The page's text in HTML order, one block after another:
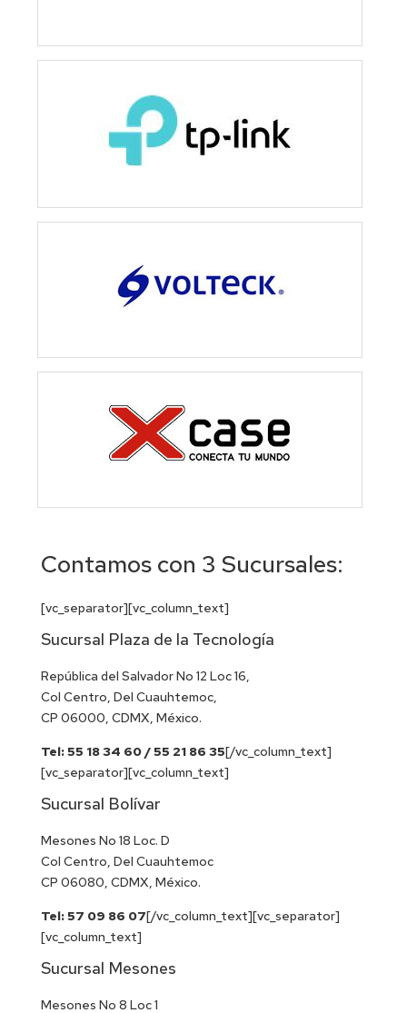
Contamos con 3 Sucursales:
[vc_separator][vc_column_text]
Sucursal Plaza de la Tecnología
República del Salvador No 12 Loc 16,
Col Centro, Del Cuauhtemoc,
CP 06000, CDMX, México.
Tel: 55 18 34 60 / 55 21 86 35[/vc_column_text]
[vc_separator][vc_column_text]
Sucursal Bolívar
Mesones No 18 Loc. D
Col Centro, Del Cuauhtemoc
CP 06080, CDMX, México.
Tel: 57 09 86 07[/vc_column_text][vc_separator]
[vc_column_text]
Sucursal Mesones
Mesones No 8 Loc 1